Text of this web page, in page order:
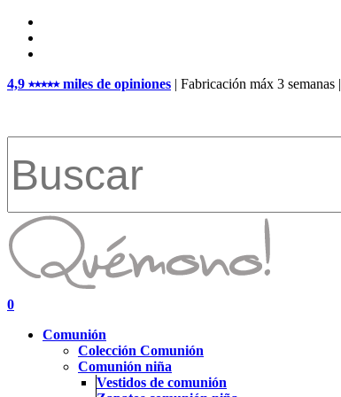
Skip
main
4,9 ⭑⭑⭑⭑⭑ miles de opiniones | Fabricación máx 3 semanas |
Close
Search
search
account
0
Comunión
Colección Comunión
Comunión niña
Vestidos de comunión